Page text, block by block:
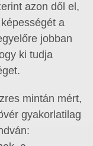
azon dől el,
a
jobban
ki tudja
mintán mért,
gyakorlatilag